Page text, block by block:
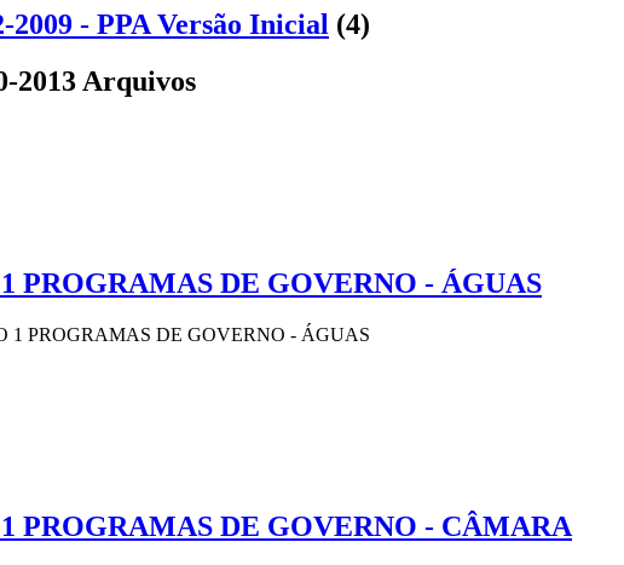
2009 - PPA Versão Inicial (4)
2013 Arquivos
PROGRAMAS DE GOVERNO - ÁGUAS
1 PROGRAMAS DE GOVERNO - ÁGUAS
PROGRAMAS DE GOVERNO - CÂMARA